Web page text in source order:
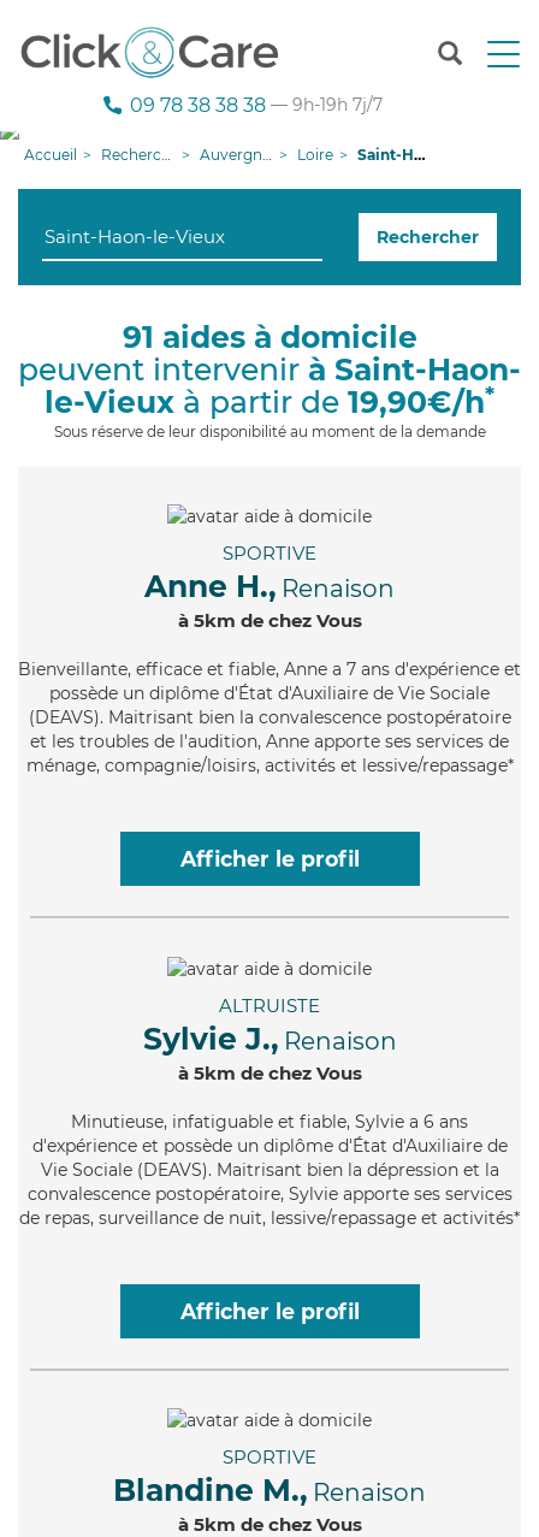
T
n
g
i
09 78 38 38 38 — 9h-19h 7j/7
Accueil Recherche aide à domicile Auvergne-Rhône-Alpes Loire Saint-Haon-le-Vieux
Rechercher
91 aides à domicile
peuvent intervenir à Saint-Haon-
le-Vieux à partir de 19,90€/h*
Sous réserve de leur disponibilité au moment de la demande
SPORTIVE
Anne H., Renaison
à 5km de chez Vous
Bienveillante, efficace et fiable, Anne a 7 ans d'expérience et
possède un diplôme d'État d'Auxiliaire de Vie Sociale
(DEAVS). Maitrisant bien la convalescence postopératoire
et les troubles de l'audition, Anne apporte ses services de
ménage, compagnie/loisirs, activités et lessive/repassage*
Afficher le profil
ALTRUISTE
Sylvie J., Renaison
à 5km de chez Vous
Minutieuse, infatiguable et fiable, Sylvie a 6 ans
d'expérience et possède un diplôme d'État d'Auxiliaire de
Vie Sociale (DEAVS). Maitrisant bien la dépression et la
convalescence postopératoire, Sylvie apporte ses services
de repas, surveillance de nuit, lessive/repassage et activités*
Afficher le profil
SPORTIVE
Blandine M., Renaison
à 5km de chez Vous